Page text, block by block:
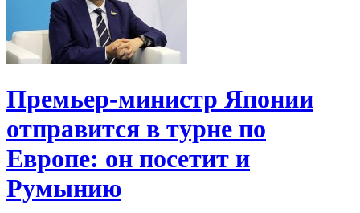
Премьер-министр Японии
отправится в турне по
Европе: он посетит и
Румынию